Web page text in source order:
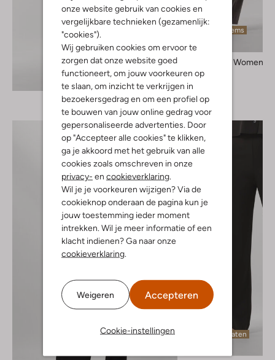
onze website gebruik van cookies en
vergelijkbare technieken (gezamenlijk:
"cookies").
Wij gebruiken cookies om ervoor te
zorgen dat onze website goed
functioneert, om jouw voorkeuren op
te slaan, om inzicht te verkrijgen in
bezoekersgedrag en om een profiel op
te bouwen van jouw online gedrag voor
gepersonaliseerde advertenties. Door
op "Accepteer alle cookies" te klikken,
ga je akkoord met het gebruik van alle
cookies zoals omschreven in onze
privacy- en cookieverklaring.
Wil je je voorkeuren wijzigen? Via de
cookieknop onderaan de pagina kun je
jouw toestemming ieder moment
intrekken. Wil je meer informatie of een
klacht indienen? Ga naar onze
cookieverklaring.
Weigeren Accepteren
Cookie-instellingen
Ontdek de look
Laatste items
Selected Women
Pantalon
Laatste maten